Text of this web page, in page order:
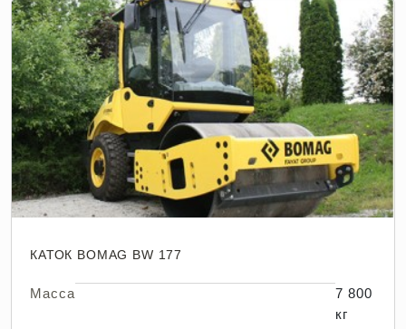
КАТОК BOMAG BW 177
Масса
7 800
кг